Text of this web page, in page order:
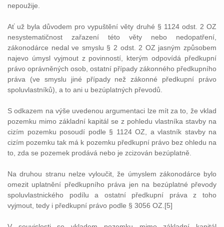
nepoužije.
Ať už byla důvodem pro vypuštění věty druhé § 1124 odst. 2 OZ
nesystematičnost zařazení této věty nebo nedopatření,
zákonodárce nedal ve smyslu § 2 odst. 2 OZ jasným způsobem
najevo úmysl vyjmout z povinností, kterým odpovídá předkupní
právo oprávněných osob, ostatní případy zákonného předkupního
práva (ve smyslu jiné případy než zákonné předkupní právo
spoluvlastníků), a to ani u bezúplatných převodů.
S odkazem na výše uvedenou argumentaci lze mít za to, že vklad
pozemku mimo základní kapitál se z pohledu vlastníka stavby na
cizím pozemku posoudí podle § 1124 OZ, a vlastník stavby na
cizím pozemku tak má k pozemku předkupní právo bez ohledu na
to, zda se pozemek prodává nebo je zcizován bezúplatně.
Na druhou stranu nelze vyloučit, že úmyslem zákonodárce bylo
omezit uplatnění předkupního práva jen na bezúplatné převody
spoluvlastnického podílu a ostatní předkupní práva z toho
vyjmout, tedy i předkupní právo podle § 3056 OZ.[5]